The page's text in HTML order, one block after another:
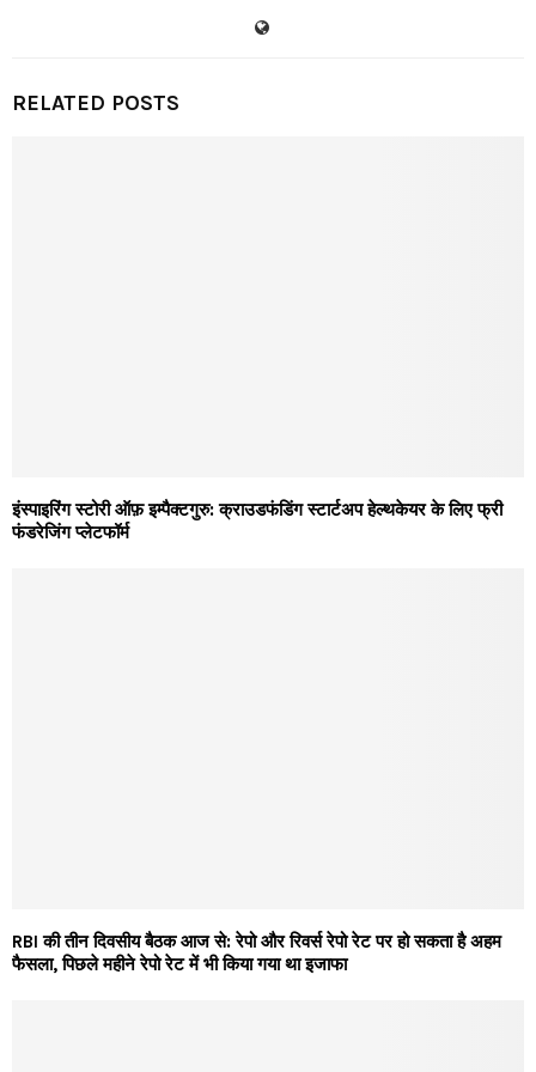
RELATED POSTS
इंस्पाइरिंग स्टोरी ऑफ़ इम्पैक्टगुरु: क्राउडफंडिंग स्टार्टअप हेल्थकेयर के लिए फ्री
फंडरेजिंग प्लेटफॉर्म
RBI की तीन दिवसीय बैठक आज से: रेपो और रिवर्स रेपो रेट पर हो सकता है अहम
फैसला, पिछले महीने रेपो रेट में भी किया गया था इजाफा